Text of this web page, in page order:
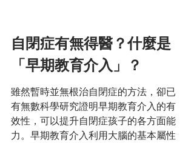
自閉症有無得醫？什麼是
「早期教育介入」？
雖然暫時並無根治自閉症的方法，卻已
有無數科學研究證明早期教育介入的有
效性，可以提升自閉症孩子的各方面能
力。早期教育介入利用大腦的基本屬性